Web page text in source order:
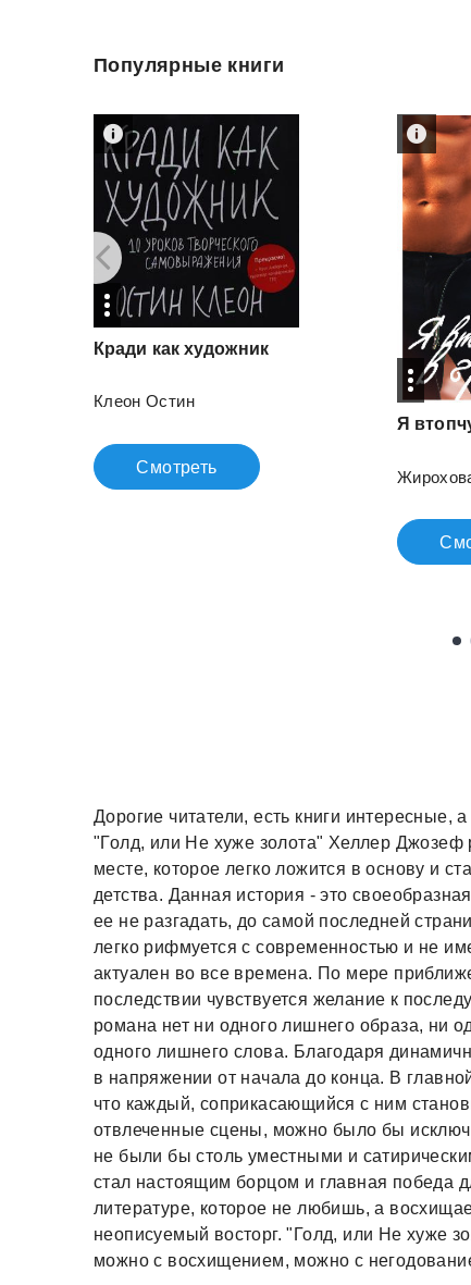
Популярные книги
Кради как художник
Клеон Остин
Смотреть
Я
Дорогие читатели, есть книги интересные,
"Голд, или Не хуже золота" Хеллер
месте, которое легко ложится в основу и
детства. Данная история - это
ее не разгадать, до самой последней
легко рифмуется с современностью и не
актуален во все времена. По мере
последствии чувствуется желание к
романа нет ни одного лишнего образа, ни
одного лишнего слова. Благодаря
в напряжении от начала до конца. В
что каждый, соприкасающийся с ним
отвлеченные сцены, можно было бы
не были бы столь уместными и
стал настоящим борцом и главная победа
литературе, которое не любишь, а
неописуемый восторг. "Голд, или Не хуже
можно с восхищением, можно с